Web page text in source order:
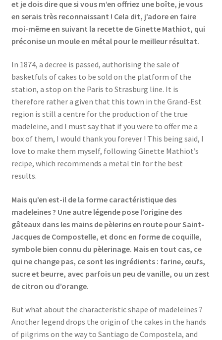
et je dois dire que si vous m’en offriez une boîte, je vous
en serais très reconnaissant ! Cela dit, j’adore en faire
moi-même en suivant la recette de Ginette Mathiot, qui
préconise un moule en métal pour le meilleur résultat.
In 1874, a decree is passed, authorising the sale of
basketfuls of cakes to be sold on the platform of the
station, a stop on the Paris to Strasburg line. It is
therefore rather a given that this town in the Grand-Est
region is still a centre for the production of the true
madeleine, and I must say that if you were to offer me a
box of them, I would thank you forever ! This being said, I
love to make them myself, following Ginette Mathiot’s
recipe, which recommends a metal tin for the best
results.
Mais qu’en est-il de la forme caractéristique des
madeleines ? Une autre légende pose l’origine des
gâteaux dans les mains de pèlerins en route pour Saint-
Jacques de Compostelle, et donc en forme de coquille,
symbole bien connu du pèlerinage. Mais en tout cas, ce
qui ne change pas, ce sont les ingrédients : farine, œufs,
sucre et beurre, avec parfois un peu de vanille, ou un zest
de citron ou d’orange.
But what about the characteristic shape of madeleines ?
Another legend drops the origin of the cakes in the hands
of pilgrims on the way to Santiago de Compostela, and